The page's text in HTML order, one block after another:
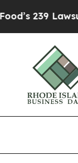
Lawsuits